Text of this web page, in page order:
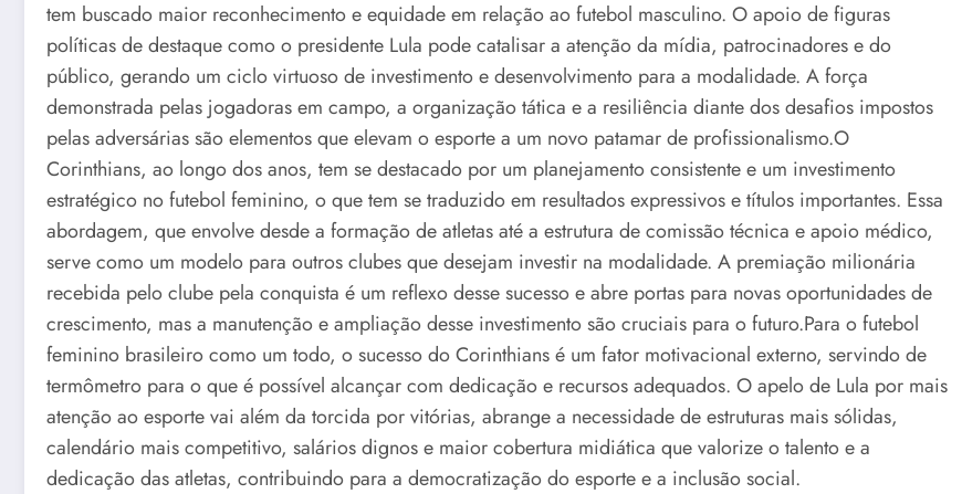
tem buscado maior reconhecimento e equidade em relação ao futebol masculino. O apoio de figuras
políticas de destaque como o presidente Lula pode catalisar a atenção da mídia, patrocinadores e do
público, gerando um ciclo virtuoso de investimento e desenvolvimento para a modalidade. A força
demonstrada pelas jogadoras em campo, a organização tática e a resiliência diante dos desafios impostos
pelas adversárias são elementos que elevam o esporte a um novo patamar de profissionalismo.O
Corinthians, ao longo dos anos, tem se destacado por um planejamento consistente e um investimento
estratégico no futebol feminino, o que tem se traduzido em resultados expressivos e títulos importantes. Essa
abordagem, que envolve desde a formação de atletas até a estrutura de comissão técnica e apoio médico,
serve como um modelo para outros clubes que desejam investir na modalidade. A premiação milionária
recebida pelo clube pela conquista é um reflexo desse sucesso e abre portas para novas oportunidades de
crescimento, mas a manutenção e ampliação desse investimento são cruciais para o futuro.Para o futebol
feminino brasileiro como um todo, o sucesso do Corinthians é um fator motivacional externo, servindo de
termômetro para o que é possível alcançar com dedicação e recursos adequados. O apelo de Lula por mais
atenção ao esporte vai além da torcida por vitórias, abrange a necessidade de estruturas mais sólidas,
calendário mais competitivo, salários dignos e maior cobertura midiática que valorize o talento e a
dedicação das atletas, contribuindo para a democratização do esporte e a inclusão social.